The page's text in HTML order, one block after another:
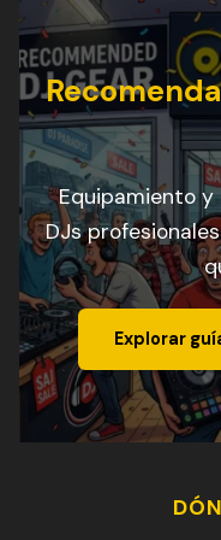
Equipamiento
DJs
Explorar